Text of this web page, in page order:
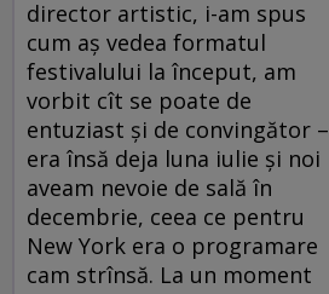
director artistic, i-am spus
cum aş vedea formatul
festivalului la început, am
vorbit cît se poate de
entuziast şi de convingător –
era însă deja luna iulie şi noi
aveam nevoie de sală în
decembrie, ceea ce pentru
New York era o programare
cam strînsă. La un moment